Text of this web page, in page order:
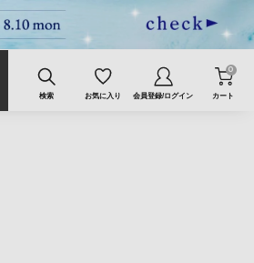
検索 お気に入り 会員登録/ログイン カート
0